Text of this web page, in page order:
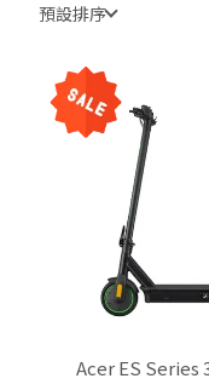
預設排序
Acer ES Series